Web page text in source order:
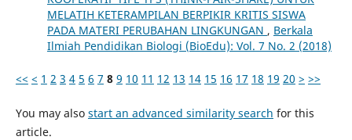
MELATIH KETERAMPILAN BERPIKIR KRITIS SISWA
PADA MATERI PERUBAHAN LINGKUNGAN , Berkala
Ilmiah Pendidikan Biologi (BioEdu): Vol. 7 No. 2 (2018)
<< < 1 2 3 4 5 6 7 8 9 10 11 12 13 14 15 16 17 18 19 20 > >>
You may also start an advanced similarity search for this
article.